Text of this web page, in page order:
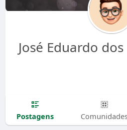
José Eduardo
Postagens